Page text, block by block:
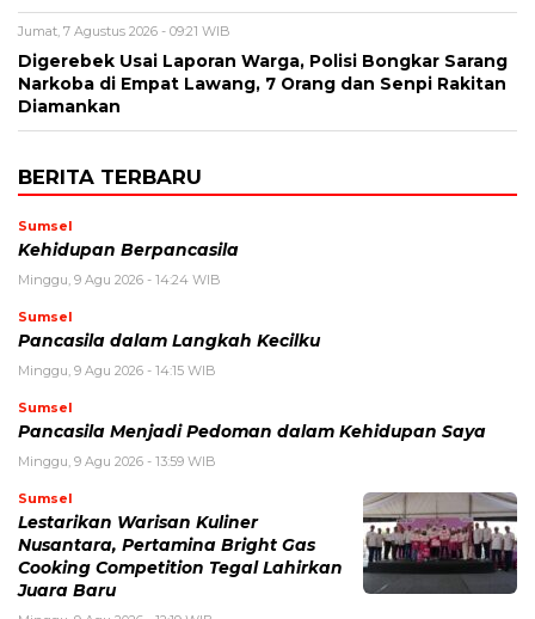
Jumat, 7 Agustus 2026 - 09:21 WIB
Digerebek Usai Laporan Warga, Polisi Bongkar Sarang
Narkoba di Empat Lawang, 7 Orang dan Senpi Rakitan
Diamankan
BERITA TERBARU
Sumsel
Kehidupan Berpancasila
Minggu, 9 Agu 2026 - 14:24 WIB
Sumsel
Pancasila dalam Langkah Kecilku
Minggu, 9 Agu 2026 - 14:15 WIB
Sumsel
Pancasila Menjadi Pedoman dalam Kehidupan Saya
Minggu, 9 Agu 2026 - 13:59 WIB
Sumsel
Lestarikan Warisan Kuliner
Nusantara, Pertamina Bright Gas
Cooking Competition Tegal Lahirkan
Juara Baru